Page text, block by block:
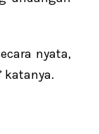
nyata,
katanya.